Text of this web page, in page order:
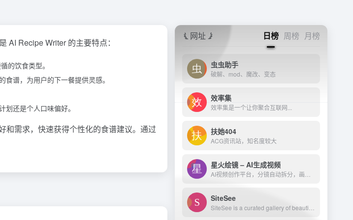
AI Recipe Writer 的主要特点：
的饮食类型。
谱，为用户的下一餐提供灵感。
还是个人口味偏好。
和需求，快速获得个性化的食谱建议。通过
网址 日榜 周榜 月榜
虫虫助手
破解、mod、魔改、变态
效率集
效率集是一个让你聚合互联网...
扶她404
ACG资讯站，知名度较大
星火绘镜 – AI生成视频
SiteSee